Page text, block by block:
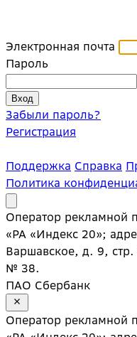
Электронная почта
Пароль
Забыли пароль?
Регистрация
Поддержка Справка
Политика
Оператор
«РА «Индекс 20»;
Варшавское, д. 9,
№ 38.
ПАО Сбербанк
Оператор